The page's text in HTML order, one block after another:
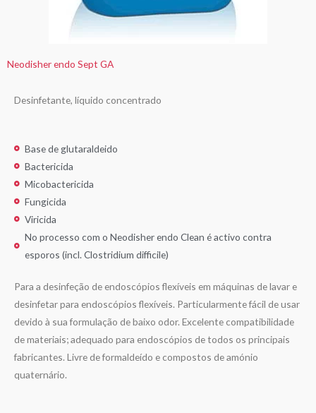
Neodisher endo Sept GA
Desinfetante, líquido concentrado
Base de glutaraldeido
Bactericida
Micobactericida
Fungicida
Viricida
No processo com o Neodisher endo Clean é activo contra
esporos (incl. Clostridium difficile)
Para a desinfeção de endoscópios flexíveis em máquinas de lavar e
desinfetar para endoscópios flexíveis. Particularmente fácil de usar
devido à sua formulação de baixo odor. Excelente compatibilidade
de materiais; adequado para endoscópios de todos os principais
fabricantes. Livre de formaldeído e compostos de amónio
quaternário.